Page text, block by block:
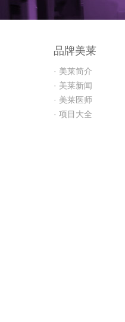
品牌美莱
· 美莱简介
· 美莱新闻
· 美莱医师
· 项目大全